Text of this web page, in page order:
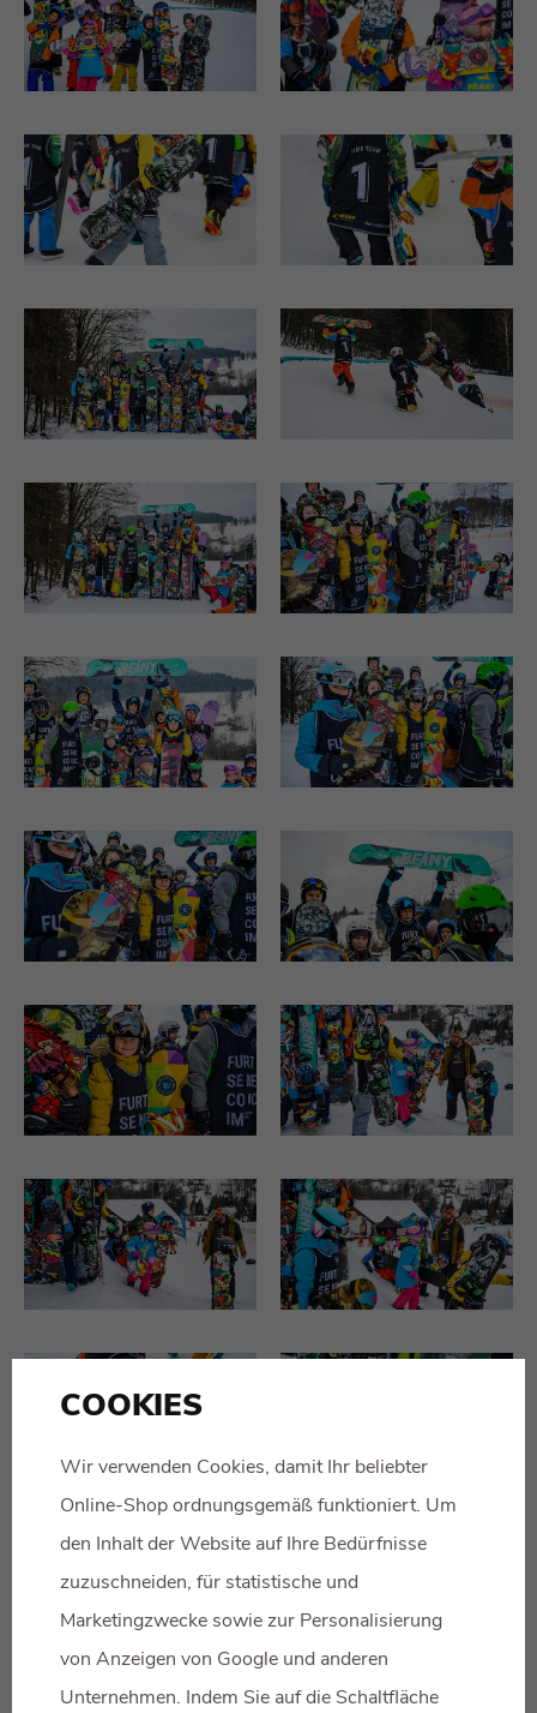
COOKIES
Wir verwenden Cookies, damit Ihr beliebter
Online-Shop ordnungsgemäß funktioniert. Um
den Inhalt der Website auf Ihre Bedürfnisse
zuzuschneiden, für statistische und
Marketingzwecke sowie zur Personalisierung
von Anzeigen von Google und anderen
Unternehmen. Indem Sie auf die Schaltfläche